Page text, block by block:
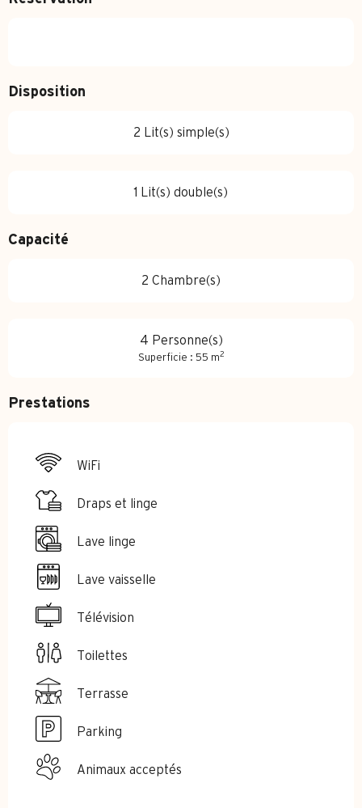
Disposition
2 Lit(s) simple(s)
1 Lit(s) double(s)
Capacité
2 Chambre(s)
4 Personne(s)
Superficie : 55 m2
Prestations
WiFi
Draps et linge
Lave linge
Lave vaisselle
Télévision
Toilettes
Terrasse
Parking
Animaux acceptés